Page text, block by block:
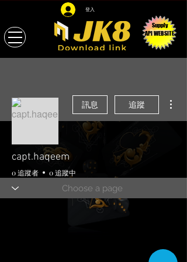
登入
Supply
API WEBSITE
訊息 追蹤
capt.haqeem
0 追蹤者 0 追蹤中